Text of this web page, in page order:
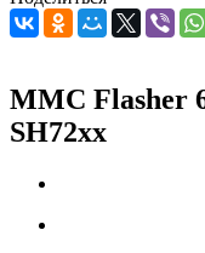
MMC Flasher
SH72xx